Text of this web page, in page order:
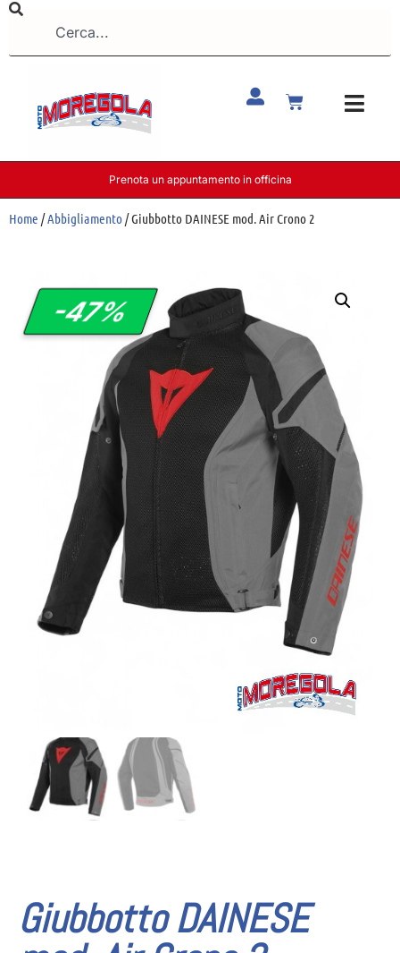
Prenota un appuntamento in officina
Home /Abbigliamento / Giubbotto DAINESE mod. Air Crono 2
-47%
Giubbotto DAINESE